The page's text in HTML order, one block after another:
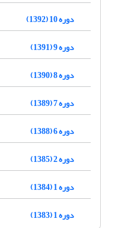
دوره 10 (1392)
دوره 9 (1391)
دوره 8 (1390)
دوره 7 (1389)
دوره 6 (1388)
دوره 2 (1385)
دوره 1 (1384)
دوره 1 (1383)